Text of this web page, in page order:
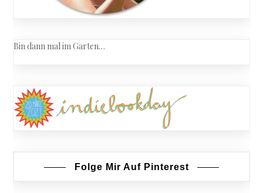
Bin dann mal im Garten…
Folge Mir Auf Pinterest